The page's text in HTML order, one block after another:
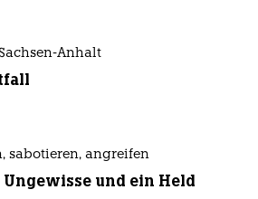
Anhalt
sabotieren, angreifen
Ungewisse und ein Held